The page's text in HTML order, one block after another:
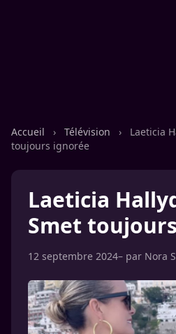
Accueil › Télévision ›
Laeticia
toujours ignorée
Laeticia
Smet
12 septembre 2024– par Nora